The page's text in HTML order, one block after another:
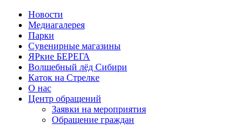
Новости
Медиагалерея
Парки
Сувенирные магазины
ЯРкие БЕРЕГА
Волшебный лёд Сибири
Каток на Стрелке
О нас
Центр обращений
Заявки на мероприятия
Обращение граждан